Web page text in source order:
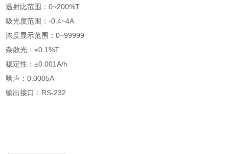
透射比范围：0~200%T
吸光度范围：-0.4~4A
浓度显示范围：0~99999
杂散光：≤0.1%T
稳定性：±0.001A/h
噪声：0.0005A
输出接口：RS-232